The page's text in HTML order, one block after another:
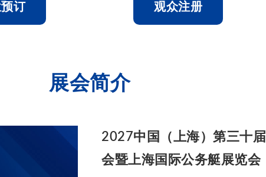
订 观众注册
展会简介
2027中国（上海）第三十
会暨上海国际公务艇展览会